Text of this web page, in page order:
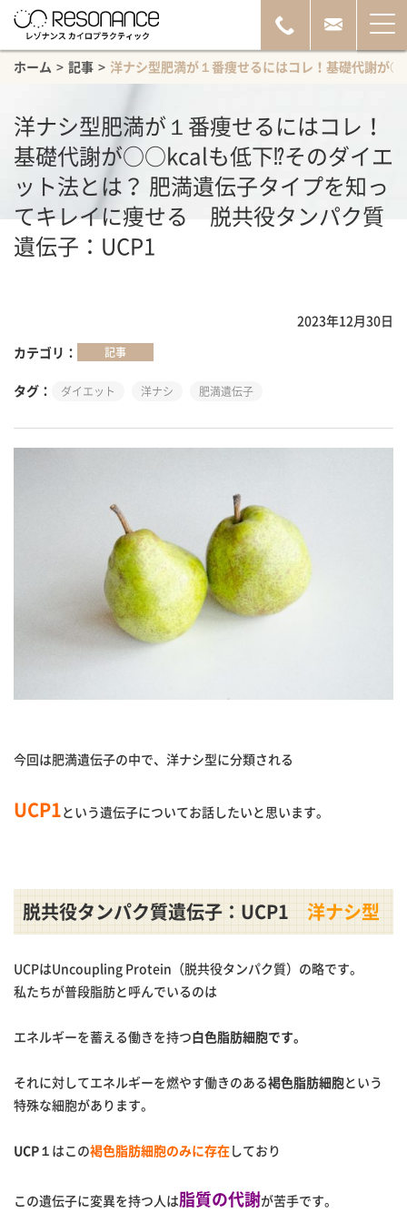
ホーム > 記事 > 洋ナシ型肥満が１番痩せるにはコレ！基礎代謝が
洋ナシ型肥満が１番痩せるにはコレ！
基礎代謝が○○kcalも低下⁉︎そのダイエ
ット法とは？ 肥満遺伝子タイプを知っ
てキレイに痩せる 脱共役タンパク質
遺伝子：UCP1
2023年12月30日
カテゴリ
記事
タグ ダイエット 洋ナシ 肥満遺伝子
今回は肥満遺伝子の中で、洋ナシ型に分類される
UCP1という遺伝子についてお話したいと思います。
脱共役タンパク質遺伝子：UCP1 洋ナシ型
UCPはUncoupling Protein（脱共役タンパク質）の略です。
私たちが普段脂肪と呼んでいるのは
エネルギーを蓄える働きを持つ白色脂肪細胞です。
それに対してエネルギーを燃やす働きのある褐色脂肪細胞という
特殊な細胞があります。
UCP１ はこの褐色脂肪細胞のみに存在しており
この遺伝子に変異を持つ人は脂質の代謝が苦手です。